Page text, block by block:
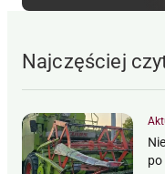
Najczęściej